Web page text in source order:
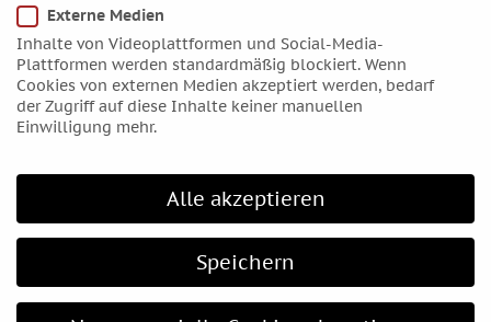
Januar 2019
Dezember 2018
November 2018
Oktober 2018
September 2018
Juni 2018
April 2018
Externe Medien
Inhalte von Videoplattformen und Social-Media-
Plattformen werden standardmäßig blockiert. Wenn
Cookies von externen Medien akzeptiert werden, bedarf
der Zugriff auf diese Inhalte keiner manuellen
Einwilligung mehr.
Alle akzeptieren
Speichern